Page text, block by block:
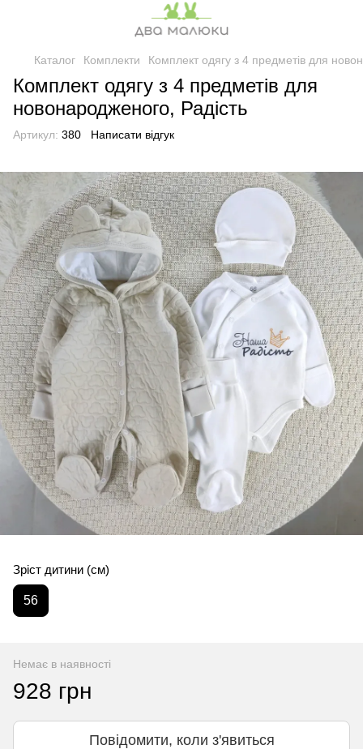
Каталог Комплекти Комплект одягу з 4 предметів для
Комплект одягу з 4 предметів для
новонародженого, Радість
Артикул: 380 Написати відгук
Зріст дитини (см)
56
Немає в наявності
928 грн
Повідомити, коли з'явиться